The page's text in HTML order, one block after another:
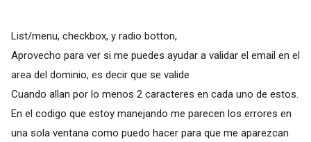
List/menu, checkbox, y radio botton,
Aprovecho para ver si me puedes ayudar a validar el email en el
area del dominio, es decir que se valide
Cuando allan por lo menos 2 caracteres en cada uno de estos.
En el codigo que estoy manejando me parecen los errores en
una sola ventana como puedo hacer para que me aparezcan